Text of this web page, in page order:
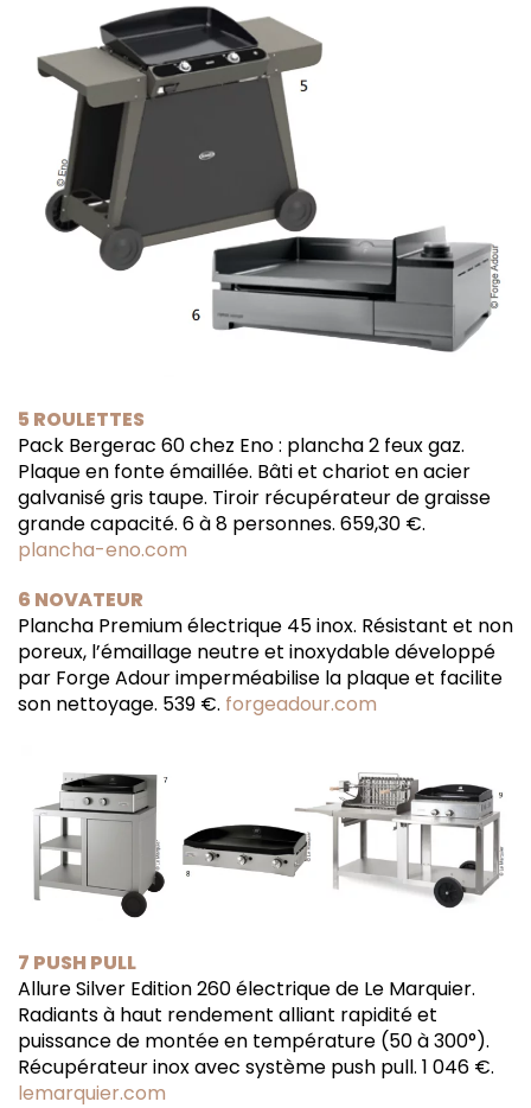
5 ROULETTES
Pack Bergerac 60 chez Eno : plancha 2 feux gaz.
Plaque en fonte émaillée. Bâti et chariot en acier
galvanisé gris taupe. Tiroir récupérateur de graisse
grande capacité. 6 à 8 personnes. 659,30 €.
plancha-eno.com
6 NOVATEUR
Plancha Premium électrique 45 inox. Résistant et non
poreux, l’émaillage neutre et inoxydable développé
par Forge Adour imperméabilise la plaque et facilite
son nettoyage. 539 €. forgeadour.com
7 PUSH PULL
Allure Silver Edition 260 électrique de Le Marquier.
Radiants à haut rendement alliant rapidité et
puissance de montée en température (50 à 300°).
Récupérateur inox avec système push pull. 1 046 €.
lemarquier.com